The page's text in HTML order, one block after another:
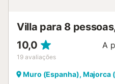
Villa para 8
10,0
19 avaliações
A
Muro (Espanha), Majorca